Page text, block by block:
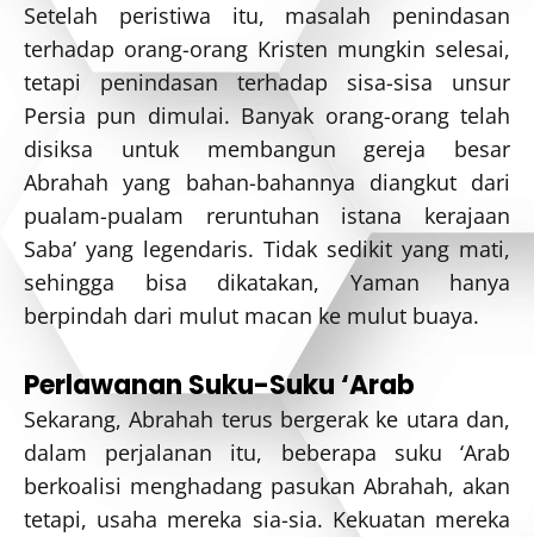
Setelah peristiwa itu, masalah penindasan
terhadap orang-orang Kristen mungkin selesai,
tetapi penindasan terhadap sisa-sisa unsur
Persia pun dimulai. Banyak orang-orang telah
disiksa untuk membangun gereja besar
Abrahah yang bahan-bahannya diangkut dari
pualam-pualam reruntuhan istana kerajaan
Saba’ yang legendaris. Tidak sedikit yang mati,
sehingga bisa dikatakan, Yaman hanya
berpindah dari mulut macan ke mulut buaya.
Perlawanan Suku-Suku ‘Arab
Sekarang, Abrahah terus bergerak ke utara dan,
dalam perjalanan itu, beberapa suku ‘Arab
berkoalisi menghadang pasukan Abrahah, akan
tetapi, usaha mereka sia-sia. Kekuatan mereka